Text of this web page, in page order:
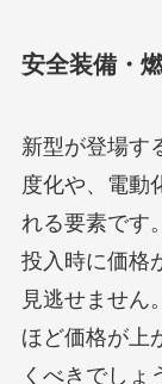
安全装備・
新型が登場す
度化や、電動
れる要素です
投入時に価格
見逃せません
ほど価格が上
くべきでしょ